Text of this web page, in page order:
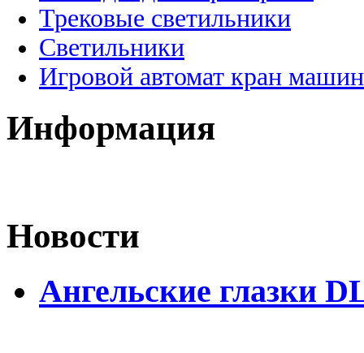
Трековые светильники
Светильники
Игровой автомат кран
Информация
Новости
Ангельские глазки